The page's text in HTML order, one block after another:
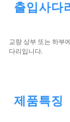
출입사다
교량 상부 또는 하부
다리입니다.
제품특징